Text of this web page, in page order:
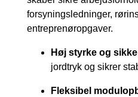
forsyningsledninger,
entreprenøropgaver.
Høj styrke og
jordtryk og sikrer
Fleksibel